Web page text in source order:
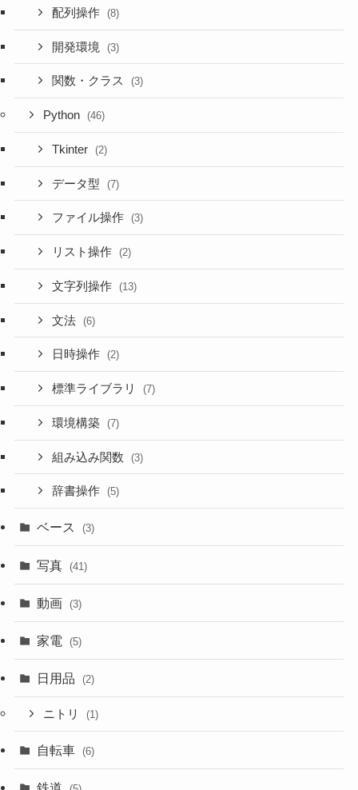
配列操作 (8)
開発環境 (3)
関数・クラス (3)
Python (46)
Tkinter (2)
データ型 (7)
ファイル操作 (3)
リスト操作 (2)
文字列操作 (13)
文法 (6)
日時操作 (2)
標準ライブラリ (7)
環境構築 (7)
組み込み関数 (3)
辞書操作 (5)
ベース (3)
写真 (41)
動画 (3)
家電 (5)
日用品 (2)
ニトリ (1)
自転車 (6)